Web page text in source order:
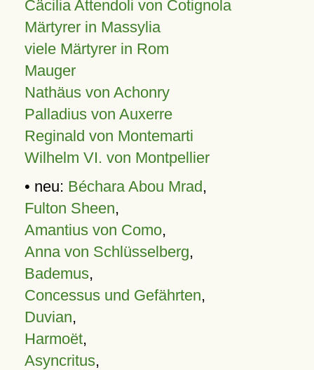
Cäcilia Attendoli von Cotignola
Märtyrer in Massylia
viele Märtyrer in Rom
Mauger
Nathäus von Achonry
Palladius von Auxerre
Reginald von Montemarti
Wilhelm VI. von Montpellier
• neu: Béchara Abou Mrad,
Fulton Sheen,
Amantius von Como,
Anna von Schlüsselberg,
Bademus,
Concessus und Gefährten,
Duvian,
Harmoët,
Asyncritus,